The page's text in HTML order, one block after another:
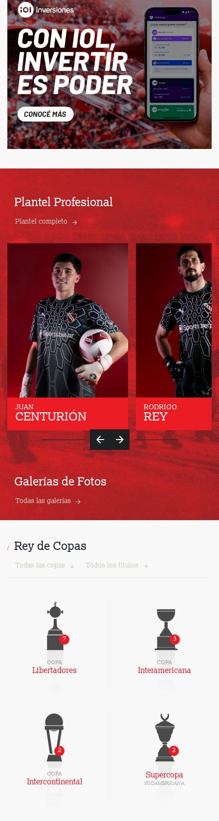
Plantel Profesional
Plantel completo
JUAN
CENTURIÓN
RODRIGO
REY
Galerías de Fotos
Todas las galerías
Rey de Copas
Todas las copas Todos los títulos
7
COPA
Libertadores
3
COPA
Interamericana
2
COPA
Intercontinental
2
Supercopa
SUDAMERICANA